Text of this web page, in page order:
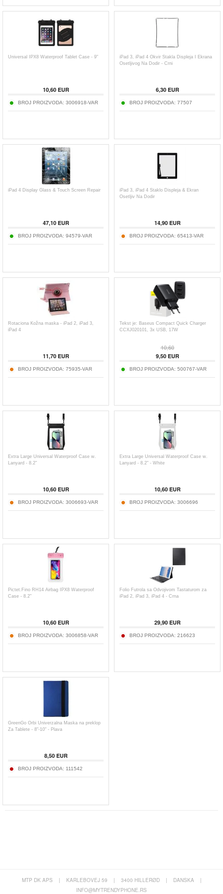
Universal IPX8 Waterproof Tablet Case - 9"
10,60EUR
BROJ PROIZVODA: 3006918-VAR
iPad 3, iPad 4 Okvir Stakla Displeja I Ekrana
Osetljivog Na Dodir - Crni
6,30EUR
BROJ PROIZVODA: 77507
iPad 4 Display Glass & Touch Screen Repair
47,10EUR
BROJ PROIZVODA: 94579-VAR
iPad 3, iPad 4 Staklo Displeja & Ekran
Osetljiv Na Dodir
14,90EUR
BROJ PROIZVODA: 65413-VAR
Rotaciona Kožna maska - iPad 2, iPad 3,
iPad 4
11,70EUR
BROJ PROIZVODA: 75935-VAR
Tekst je: Baseus Compact Quick Charger
CCXJ020101, 3x USB, 17W
10,60
9,50EUR
BROJ PROIZVODA: 500767-VAR
Extra Large Universal Waterproof Case w.
Lanyard - 8.2"
10,60EUR
BROJ PROIZVODA: 3006693-VAR
Extra Large Universal Waterproof Case w.
Lanyard - 8.2" - White
10,60EUR
BROJ PROIZVODA: 3006696
Pictet.Fino RH14 Airbag IPX8 Waterproof
Case - 8.2"
10,60EUR
BROJ PROIZVODA: 3006858-VAR
Folio Futrola sa Odvojivom Tastaturom za
iPad 2, iPad 3, iPad 4 - Crna
29,90EUR
BROJ PROIZVODA: 216623
GreenGo Orbi Univerzalna Maska na preklop
Za Tablete - 8"-10" - Plava
8,50EUR
BROJ PROIZVODA: 111542
MTP DK APS | KARLEBOVEJ 59 | 3400 HILLERØD | DANSKA
|
INFO@MYTRENDYPHONE.RS